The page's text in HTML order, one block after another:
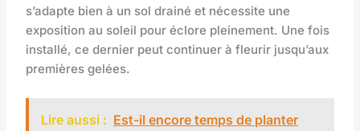
s’adapte bien à un sol drainé et nécessite une
exposition au soleil pour éclore pleinement. Une fois
installé, ce dernier peut continuer à fleurir jusqu’aux
premières gelées.
Lire aussi : Est-il encore temps de planter